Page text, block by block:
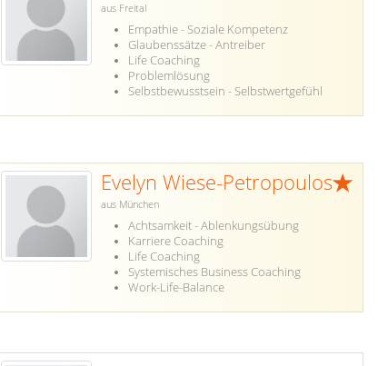
aus Freital
Empathie - Soziale Kompetenz
Glaubenssätze - Antreiber
Life Coaching
Problemlösung
Selbstbewusstsein - Selbstwertgefühl
Evelyn Wiese-Petropoulos
aus München
Achtsamkeit - Ablenkungsübung
Karriere Coaching
Life Coaching
Systemisches Business Coaching
Work-Life-Balance